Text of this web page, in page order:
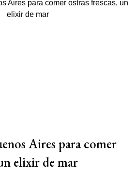
Aires para comer
elixir de mar